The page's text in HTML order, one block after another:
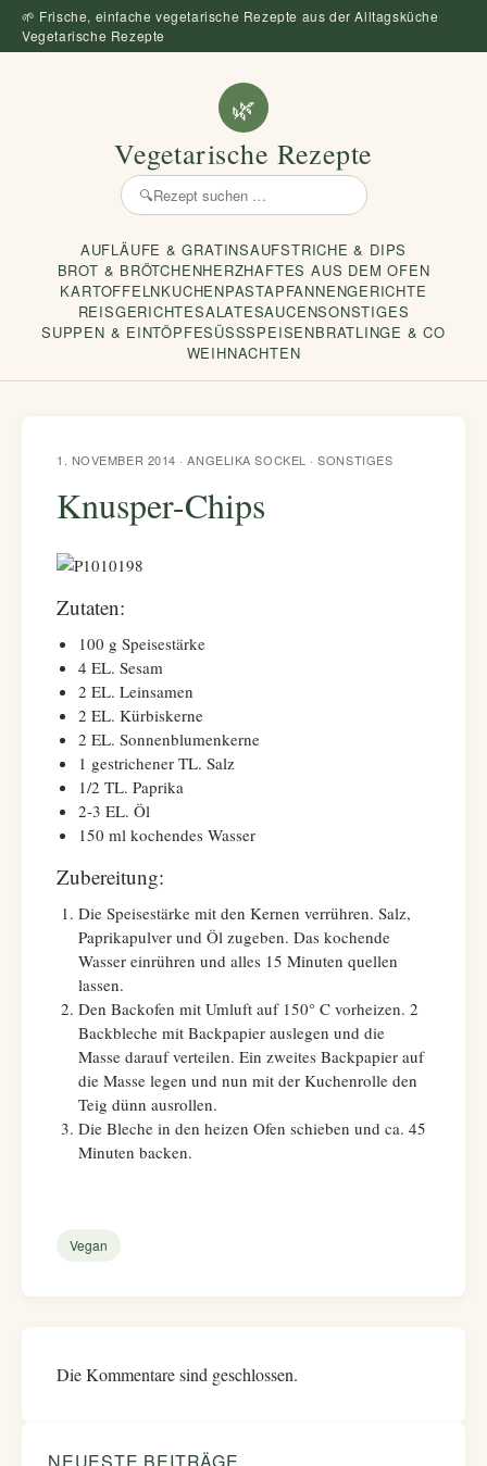
🌱 Frische, einfache vegetarische Rezepte aus der Alltagsküche
Vegetarische Rezepte
🌿
Vegetarische Rezepte
🔍
Rezept
AUFLÄUFE & GRATINSAUFSTRICHE & DIPS
BROT & BRÖTCHENHERZHAFTES AUS DEM OFEN
KARTOFFELNKUCHENPASTAPFANNENGERICHTE
REISGERICHTESALATESAUCENSONSTIGES
SUPPEN & EINTÖPFESÜSSSPEISEN
BRATLINGE & CO
WEIHNACHTEN
1. NOVEMBER 2014 · ANGELIKA SOCKEL ·SONSTIGES
Knusper-Chips
Zutaten:
100 g Speisestärke
4 EL. Sesam
2 EL. Leinsamen
2 EL. Kürbiskerne
2 EL. Sonnenblumenkerne
1 gestrichener TL. Salz
1/2 TL. Paprika
2-3 EL. Öl
150 ml kochendes Wasser
Zubereitung:
Die Speisestärke mit den Kernen verrühren. Salz,
Paprikapulver und Öl zugeben. Das kochende
Wasser einrühren und alles 15 Minuten quellen
lassen.
Den Backofen mit Umluft auf 150° C vorheizen. 2
Backbleche mit Backpapier auslegen und die
Masse darauf verteilen. Ein zweites Backpapier auf
die Masse legen und nun mit der Kuchenrolle den
Teig dünn ausrollen.
Die Bleche in den heizen Ofen schieben und ca. 45
Minuten backen.
Vegan
Die Kommentare sind geschlossen.